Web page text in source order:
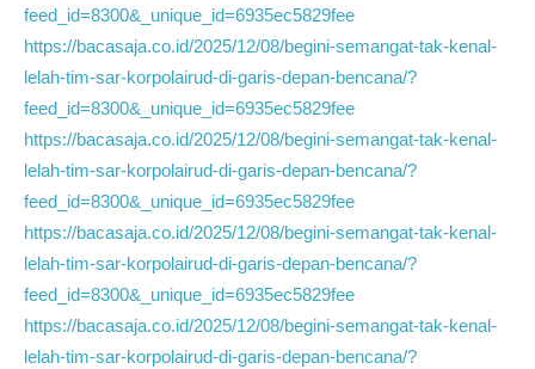
feed_id=8300&_unique_id=6935ec5829fee
https://bacasaja.co.id/2025/12/08/begini-semangat-tak-kenal-
lelah-tim-sar-korpolairud-di-garis-depan-bencana/?
feed_id=8300&_unique_id=6935ec5829fee
https://bacasaja.co.id/2025/12/08/begini-semangat-tak-kenal-
lelah-tim-sar-korpolairud-di-garis-depan-bencana/?
feed_id=8300&_unique_id=6935ec5829fee
https://bacasaja.co.id/2025/12/08/begini-semangat-tak-kenal-
lelah-tim-sar-korpolairud-di-garis-depan-bencana/?
feed_id=8300&_unique_id=6935ec5829fee
https://bacasaja.co.id/2025/12/08/begini-semangat-tak-kenal-
lelah-tim-sar-korpolairud-di-garis-depan-bencana/?